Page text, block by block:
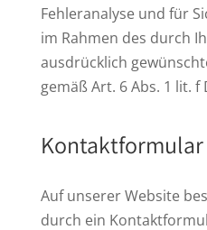
Fehleranalyse und für
im Rahmen des durch
ausdrücklich
gemäß Art. 6 Abs. 1 lit. f
Kontaktformular
Auf unserer Website
durch ein